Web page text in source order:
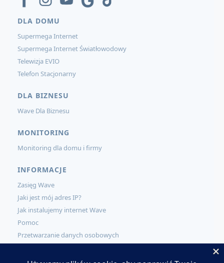
DLA DOMU
Supermega Internet
Supermega Internet Światłowodowy
Telewizja EVIO
Telefon Stacjonarny
DLA BIZNESU
Wave Dla Biznesu
MONITORING
Monitoring dla domu i firmy
INFORMACJE
Zasięg Wave
Jaki jest mój adres IP?
Jak instalujemy internet Wave
Pomoc
Przetwarzanie danych osobowych